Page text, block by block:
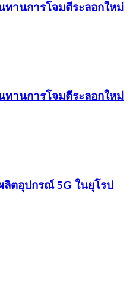
ทานการโจมตีระลอกใหม่
ทานการโจมตีระลอกใหม่
ลิตอุปกรณ์ 5G ในยุโรป